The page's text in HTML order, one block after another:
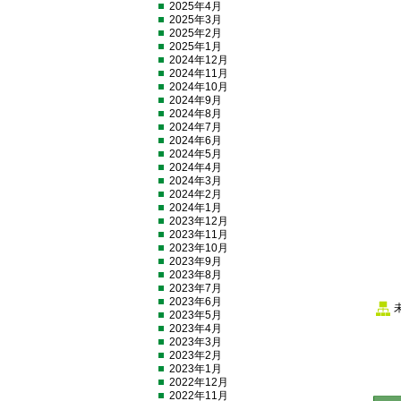
2025年4月
2025年3月
2025年2月
2025年1月
2024年12月
2024年11月
2024年10月
2024年9月
2024年8月
2024年7月
2024年6月
2024年5月
2024年4月
2024年3月
2024年2月
2024年1月
2023年12月
2023年11月
2023年10月
2023年9月
2023年8月
2023年7月
2023年6月
2023年5月
2023年4月
2023年3月
2023年2月
2023年1月
2022年12月
2022年11月